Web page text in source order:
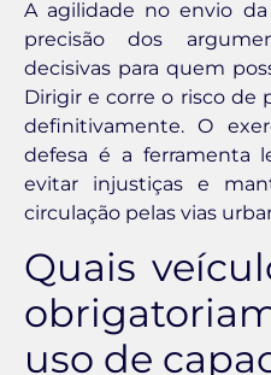
A agilidade no envio
precisão dos
decisivas para quem
Dirigir e corre o risco de
definitivamente. O
defesa é a ferramenta
evitar injustiças e
circulação pelas vias
Quais
uso de